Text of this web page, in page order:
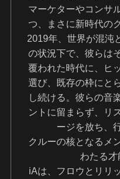
マーケターやコンサ
つ、まさに新時代の
2019年、世界が混沌
の状況下で、彼らは
覆われた時代に、ヒ
選び、既存の枠にと
し続ける。彼らの音
ントに留まらず、リ
ージを放ち、
クルーの核となるメ
わたる才
iAは、フロウとリリ